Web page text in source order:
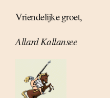
Vriendelijke groet,
Allard Kallansee